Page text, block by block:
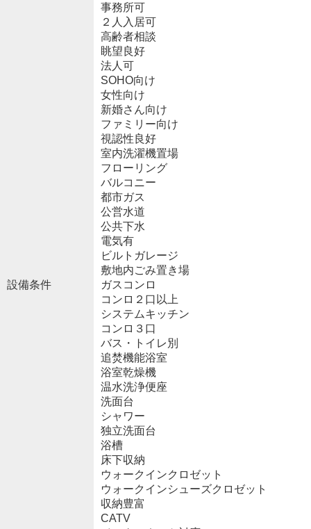
設備条件
事務所可
２人入居可
高齢者相談
眺望良好
法人可
SOHO向け
女性向け
新婚さん向け
ファミリー向け
視認性良好
室内洗濯機置場
フローリング
バルコニー
都市ガス
公営水道
公共下水
電気有
ビルトガレージ
敷地内ごみ置き場
ガスコンロ
コンロ２口以上
システムキッチン
コンロ３口
バス・トイレ別
追焚機能浴室
浴室乾燥機
温水洗浄便座
洗面台
シャワー
独立洗面台
浴槽
床下収納
ウォークインクロゼット
ウォークインシューズクロゼット
収納豊富
CATV